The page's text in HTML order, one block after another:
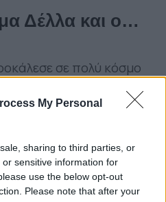
My Personal
sharing to third parties, or
sensitive information for
use the below opt-out
Please note that after your
Δέλλα και ο…
σε πολύ κόσμο
εκτός, Μανθάτης εκτός,
ορισμένοι να μην
Από το παιχνίδι
Γιάκολις, Ντάλσιο.
επαναφέρει τον Ταχάρ